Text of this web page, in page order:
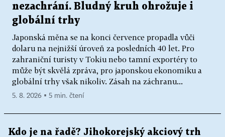
nezachrání. Bludný kruh ohrožuje i
globální trhy
Japonská měna se na konci července propadla vůči
dolaru na nejnižší úroveň za posledních 40 let. Pro
zahraniční turisty v Tokiu nebo tamní exportéry to
může být skvělá zpráva, pro japonskou ekonomiku a
globální trhy však nikoliv. Zásah na záchranu...
5. 8. 2026 ▪ 5 min. čtení
Kdo je na řadě? Jihokorejský akciový trh